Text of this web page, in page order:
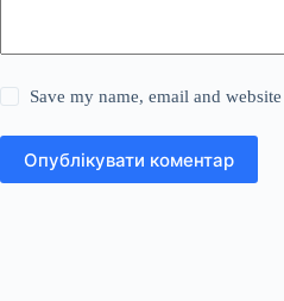
Save my name, email and
Опублікувати коментар